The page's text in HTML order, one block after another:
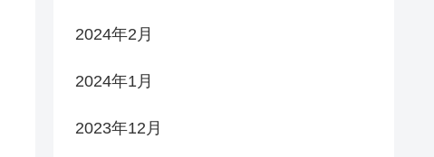
2024年2月
2024年1月
2023年12月